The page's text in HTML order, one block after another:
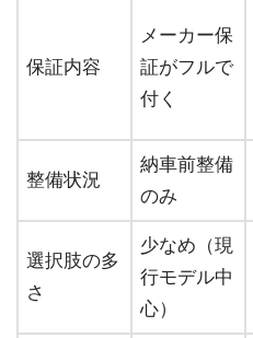
保証内容
メーカー保
証がフルで
付く
整備状況
納車前整備
のみ
選択肢の多
さ
少なめ（現
行モデル中
心）